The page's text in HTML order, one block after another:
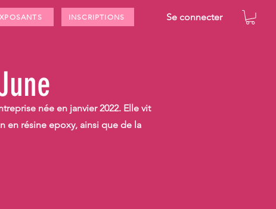
INSCRIPTIONS Se connecter
née en janvier 2022. Elle vit
en résine epoxy, ainsi que de la